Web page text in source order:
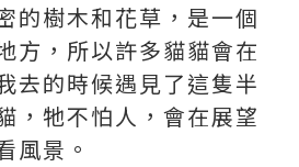
的樹木和花草，是一個
方，所以許多貓貓會在
去的時候遇見了這隻半
，牠不怕人，會在展望
風景。